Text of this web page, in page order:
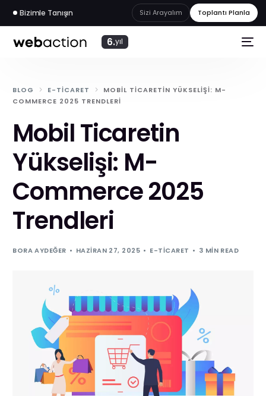
Bizimle Tanışın Sizi Arayalım Toplantı Planla
6.yıl
BLOG E-TICARET
MOBIL TICARETIN YÜKSELIŞI: M-
COMMERCE 2025 TRENDLERI
Mobil Ticaretin
Yükselişi: M-
Commerce 2025
Trendleri
BORA AYDEĞER HAZIRAN 27, 2025 E-TICARET 3 MIN READ
webakademi